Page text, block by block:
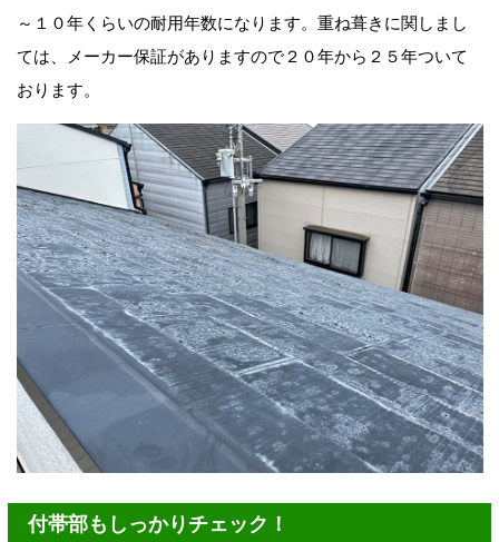
～１０年くらいの耐用年数になります。重ね葺きに関しまし
ては、メーカー保証がありますので２０年から２５年ついて
おります。
付帯部もしっかりチェック！